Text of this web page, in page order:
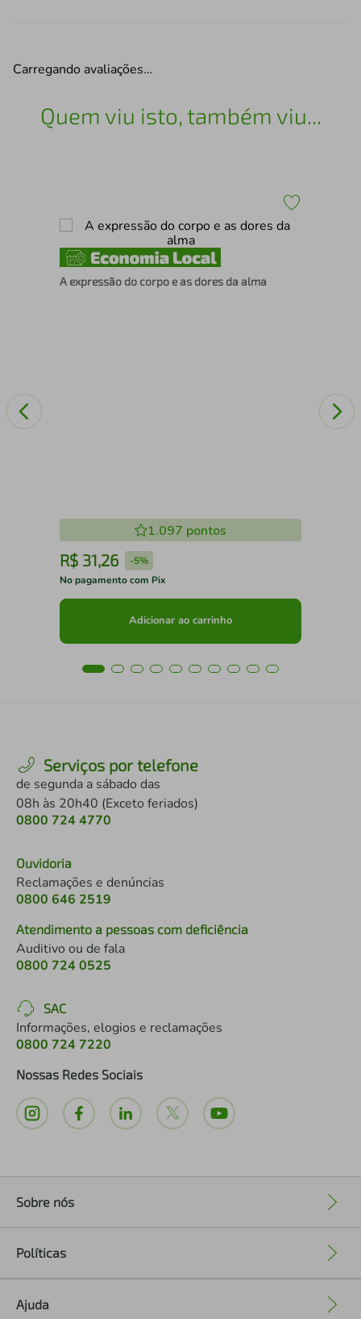
Carregando avaliações…
Quem viu isto, também viu...
A expressão do corpo e as dores da alma
1.097 pontos
R$ 31,26 -5%
No pagamento com Pix
Adicionar ao carrinho
Serviços por telefone
de segunda a sábado das
08h às 20h40 (Exceto feriados)
0800 724 4770
Ouvidoria
Reclamações e denúncias
0800 646 2519
Atendimento a pessoas com deficiência
Auditivo ou de fala
0800 724 0525
SAC
Informações, elogios e reclamações
0800 724 7220
Nossas Redes Sociais
Sobre nós
Políticas
Ajuda